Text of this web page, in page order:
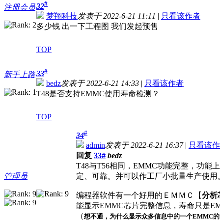
注册会员32#
梦翔科技发表于 2022-6-21 11:11 | 只看该作者
多少钱 出一下工程图 我们发起预售
TOP
新手上路33#
bedz发表于 2022-6-21 14:33 | 只看该作者
T48是否支持EMMC使用寿命检测？
TOP
管理员
34#
admin发表于 2022-6-21 16:37| 只看该
回复 33# bedz
T48与T56相同，EMMC功能完整，功能
定、可靠。并可以作工厂小批量生产使用
编程器软件有一个好用的ＥＭＭＣ【分析
能显示EMMC芯片完整信息，寿命只是
（想不通，为什么显示众多信息中的一个EMMC